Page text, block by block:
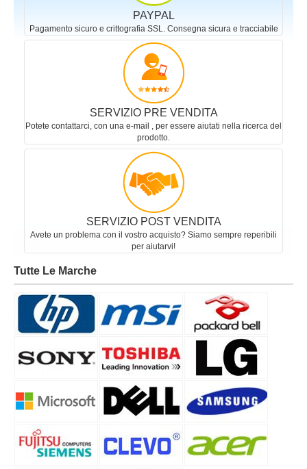
PAYPAL
Pagamento sicuro e crittografia SSL. Consegna sicura e tracciabile
SERVIZIO PRE VENDITA
Potete contattarci, con una e-mail , per essere aiutati nella ricerca del
prodotto.
SERVIZIO POST VENDITA
Avete un problema con il vostro acquisto? Siamo sempre reperibili
per aiutarvi!
Tutte Le Marche